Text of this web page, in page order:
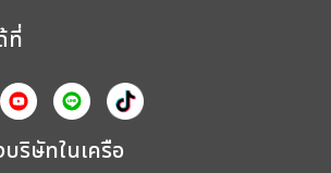
ที่
ริษัทในเครือ